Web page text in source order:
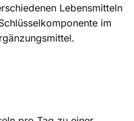
Lebensmitteln
im